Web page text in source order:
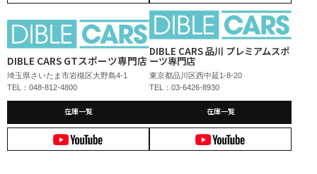
DIBLE CARS GTスポーツ専門店
埼玉県さいたま市岩槻区大野島4-1
TEL：048-812-4800
在庫一覧
DIBLE CARS 品川 プレミアムスポ
ーツ専門店
東京都品川区西中延1-8-20
TEL：03-6426-8930
在庫一覧